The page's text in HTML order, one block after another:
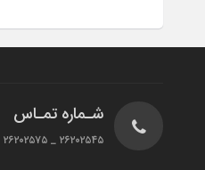
شـماره تمـاس
۲۶۲۰۲۵۴۵ _ ۲۶۲۰۲۵۷۵